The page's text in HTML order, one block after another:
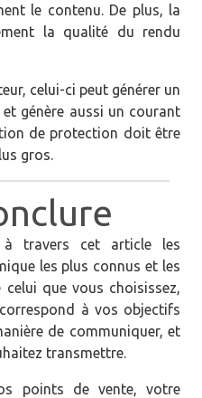
le contenu. De plus, la
la qualité du rendu
celui-ci peut générer un
génère aussi un courant
de protection doit être
gros.
travers cet article les
les plus connus et les
celui que vous choisissez,
à vos objectifs
de communiquer, et
transmettre.
points de vente, votre